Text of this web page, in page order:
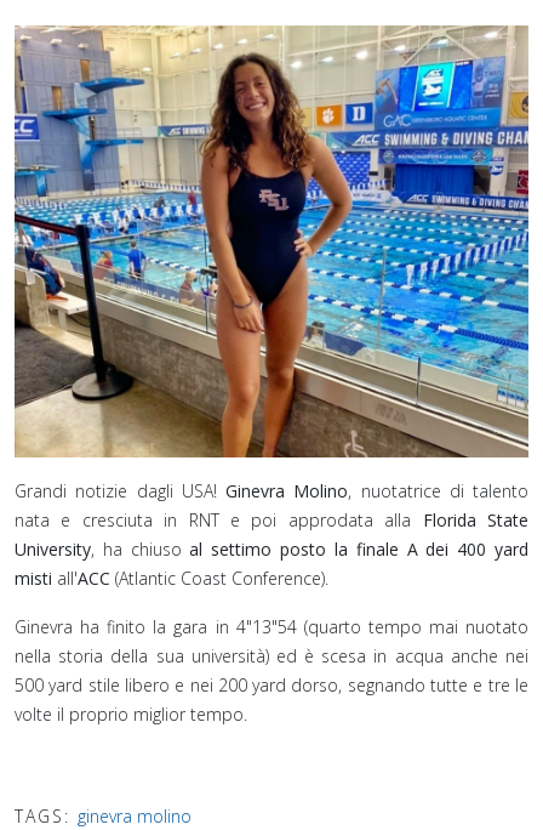
Grandi notizie dagli USA! Ginevra Molino, nuotatrice di talento
nata e cresciuta in RNT e poi approdata alla Florida State
University, ha chiusoal settimo posto la finale A dei 400 yard
misti all'ACC (Atlantic Coast Conference).
Ginevra ha finito la gara in 4"13"54 (quarto tempo mai nuotato
nella storia della sua università) ed è scesa in acqua anche nei
500 yard stile libero e nei 200 yard dorso, segnando tutte e tre le
volte il proprio miglior tempo.⁣
TAGS: ginevra molino